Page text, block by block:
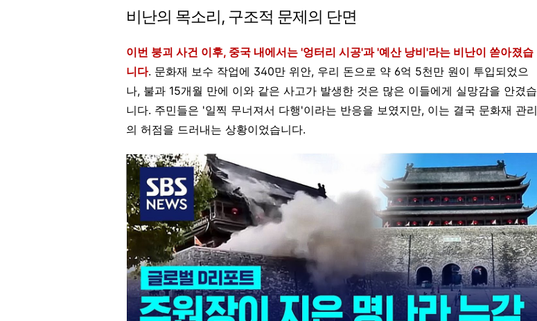
비난의 목소리, 구조적 문제의 단면
이번 붕괴 사건 이후, 중국 내에서는 '엉터리 시공'과 '예산 낭비'라는 비난이 쏟아졌습
니다. 문화재 보수 작업에 340만 위안, 우리 돈으로 약 6억 5천만 원이 투입되었으
나, 불과 15개월 만에 이와 같은 사고가 발생한 것은 많은 이들에게 실망감을 안겼습
니다. 주민들은 '일찍 무너져서 다행'이라는 반응을 보였지만, 이는 결국 문화재 관리
의 허점을 드러내는 상황이었습니다.